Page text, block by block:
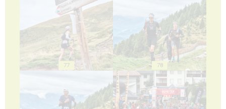
77 78